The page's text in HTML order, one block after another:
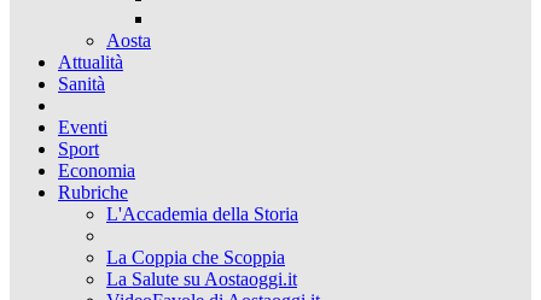
Aosta
Attualità
Sanità
Eventi
Sport
Economia
Rubriche
L'Accademia della Storia
La Coppia che Scoppia
La Salute su Aostaoggi.it